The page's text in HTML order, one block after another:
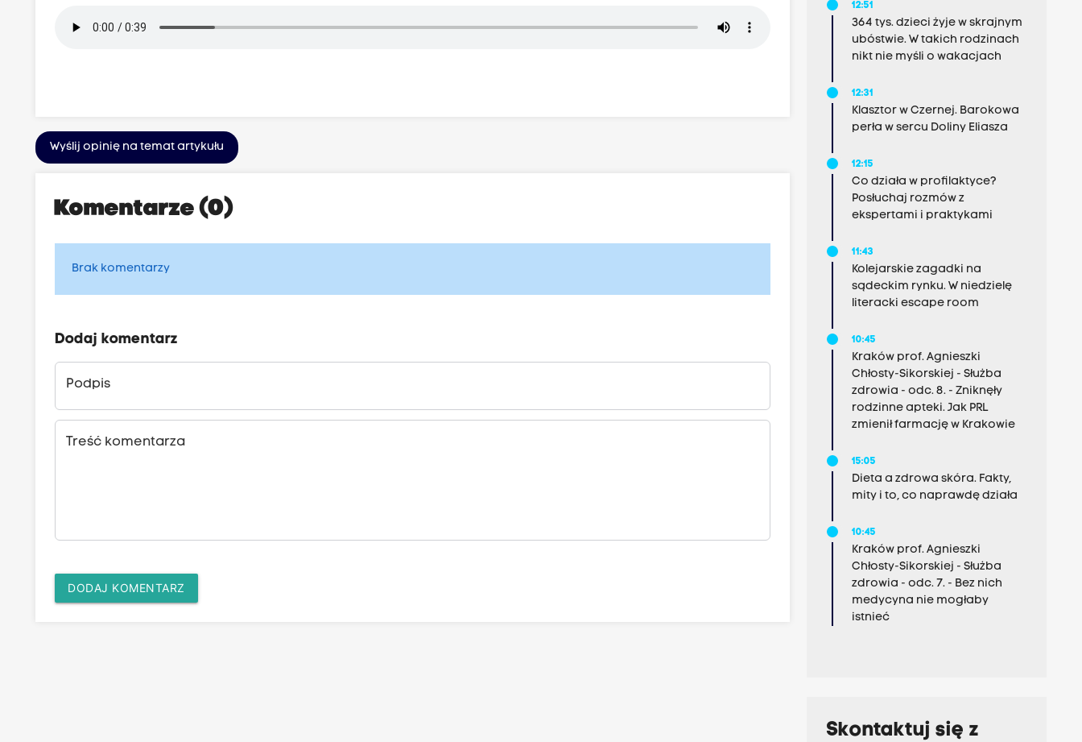
Wyślij opinię na temat artykułu
Komentarze (0)
Brak komentarzy
Dodaj komentarz
Podpis
Treść komentarza
DODAJ KOMENTARZ
12:51
364 tys. dzieci żyje w skrajnym
ubóstwie. W takich rodzinach
nikt nie myśli o wakacjach
12:31
Klasztor w Czernej. Barokowa
perła w sercu Doliny Eliasza
12:15
Co działa w profilaktyce?
Posłuchaj rozmów z
ekspertami i praktykami
11:43
Kolejarskie zagadki na
sądeckim rynku. W niedzielę
literacki escape room
10:45
Kraków prof. Agnieszki
Chłosty-Sikorskiej - Służba
zdrowia - odc. 8. - Zniknęły
rodzinne apteki. Jak PRL
zmienił farmację w Krakowie
15:05
Dieta a zdrowa skóra. Fakty,
mity i to, co naprawdę działa
10:45
Kraków prof. Agnieszki
Chłosty-Sikorskiej - Służba
zdrowia - odc. 7. - Bez nich
medycyna nie mogłaby
istnieć
Skontaktuj się z